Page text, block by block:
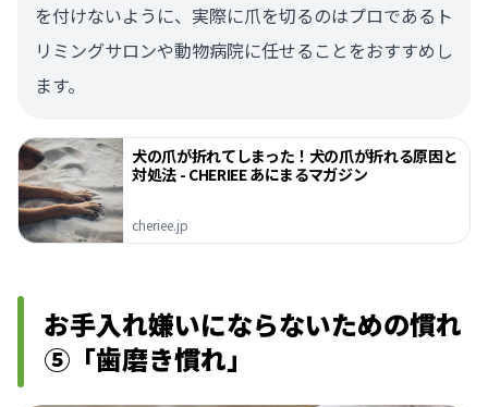
を付けないように、実際に爪を切るのはプロであるト
リミングサロンや動物病院に任せることをおすすめし
ます。
犬の爪が折れてしまった！犬の爪が折れる原因と
対処法 - CHERIEE あにまるマガジン
cheriee.jp
お手入れ嫌いにならないための慣れ
⑤「歯磨き慣れ」